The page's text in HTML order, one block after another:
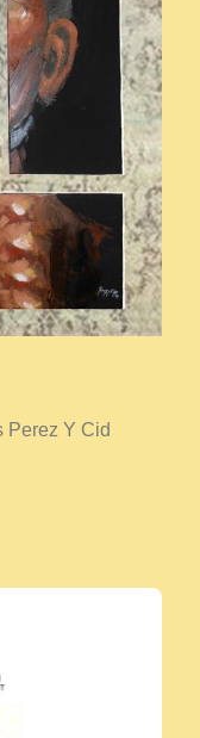
Perez Y Cid